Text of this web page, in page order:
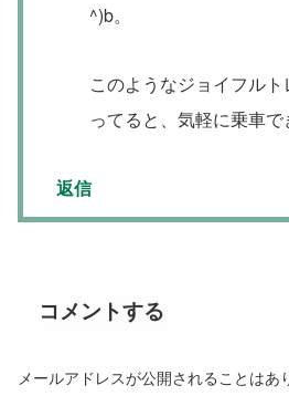
^)b。
このようなジョイフル
ってると、気軽に乗車で
返信
コメントする
メールアドレスが公開されることはあ